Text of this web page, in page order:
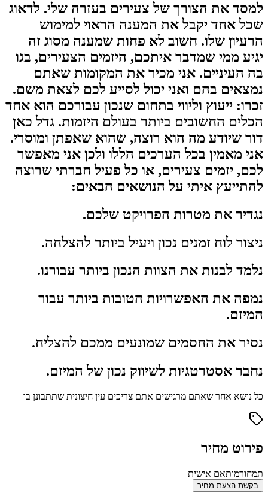
למסד את הצורך של צעירים בעזרה שלי. לדאוג
שכל אחד יקבל את המענה הראוי למימוש
הרעיון שלו. חשוב לא פחות שמענה מסוג זה
יגיע ממי שמדבר איתכם, היזמים הצעירים, בגו
בה העיניים. אני מכיר את המקומות שאתם
נמצאים בהם ואני יכול לסייע לכם לצאת משם.
זכרו: ייעוץ וליווי בתחום שנכון עבורכם הוא אחד
הכלים החשובים ביותר בעולם היזמות. גדל כאן
דור שיודע מה הוא רוצה, שהוא שאפתן ומוסרי.
אני מאמין בכל הערכים הללו ולכן אני מאפשר
לכם, יזמים צעירים, או כל פעיל חברתי שרוצה
להתייעץ איתי על הנושאים הבאים:
נגדיר את מטרות הפרויקט שלכם.
ניצור לוח זמנים נכון ויעיל ביותר להצלחה.
נלמד לבנות את הצוות הנכון ביותר עבורנו.
נמפה את האפשרויות הטובות ביותר עבור
המיזם.
נסיר את החסמים שמונעים ממכם להצליח.
נחבר אסטרטגיות לשיווק נכון של המיזם.
כל נושא אחר שאתם מרגישים אתם צריכים עין חיצונית שתתבונן בו
פירוט מחיר
תמחורמותאם אישית
בקשת הצעת מחיר